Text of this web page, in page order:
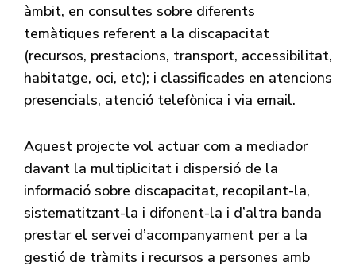
àmbit, en consultes sobre diferents
temàtiques referent a la discapacitat
(recursos, prestacions, transport, accessibilitat,
habitatge, oci, etc); i classificades en atencions
presencials, atenció telefònica i via email.
Aquest projecte vol actuar com a mediador
davant la multiplicitat i dispersió de la
informació sobre discapacitat, recopilant-la,
sistematitzant-la i difonent-la i d’altra banda
prestar el servei d’acompanyament per a la
gestió de tràmits i recursos a persones amb